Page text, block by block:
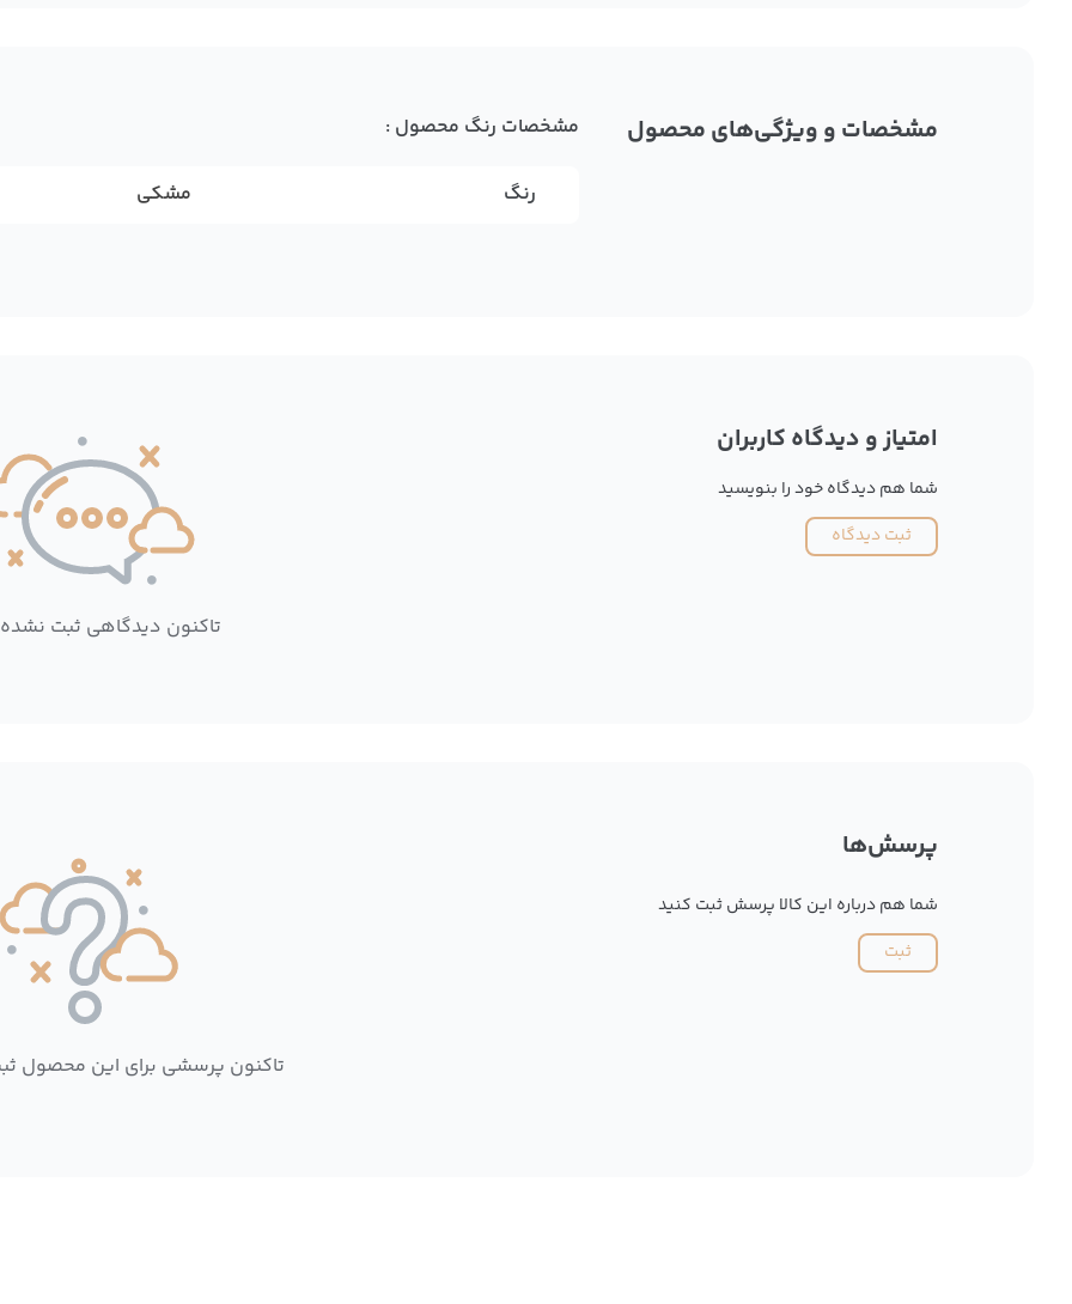
مشخصات و ویژگی‌های محصول مشخصات رنگ محصول :
رنگ مشکی
امتیاز و دیدگاه کاربران
شما هم دیدگاه خود را بنویسید
ثبت دیدگاه
تاکنون دیدگاهی ثبت
پرسش‌ها
شما هم درباره این کالا پرسش ثبت کنید
ثبت
تاکنون پرسشی برای این محصول